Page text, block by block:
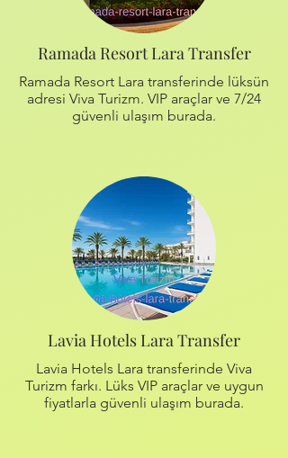
Ramada Resort Lara Transfer
Ramada Resort Lara transferinde lüksün
adresi Viva Turizm. VIP araçlar ve 7/24
güvenli ulaşım burada.
Lavia Hotels Lara Transfer
Lavia Hotels Lara transferinde Viva
Turizm farkı. Lüks VIP araçlar ve uygun
fiyatlarla güvenli ulaşım burada.